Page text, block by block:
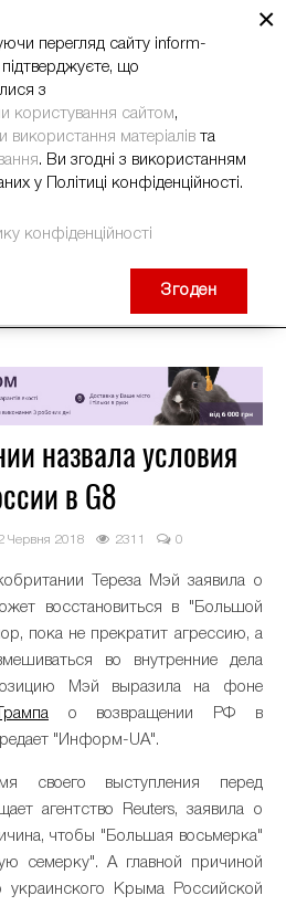
назвала условия
в G8
Червня 2018 2311 0
Тереза ​​Мэй заявила о
восстановиться в "Большой
пока не прекратит агрессию, а
во внутренние дела
Мэй выразила на фоне
о возвращении РФ в
"Информ-UA".
своего выступления перед
агентство Reuters, заявила о
чтобы "Большая восьмерка"
семерку". А главной причиной
украинского Крыма Российской
×
перегляд сайту inform-
підтверджуєте, що
з
користування сайтом,
використання матеріалів та
. Ви згодні з використанням
у Політиці конфіденційності.
конфіденційності
Згоден